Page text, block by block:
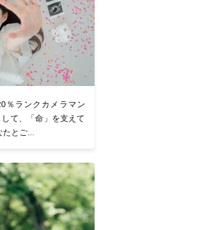
％ランクカメラマン
て、「命」を支えて
とご...